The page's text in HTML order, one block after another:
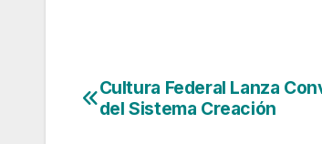
Navegación
Cultura Federal Lanza
del Sistema Creación